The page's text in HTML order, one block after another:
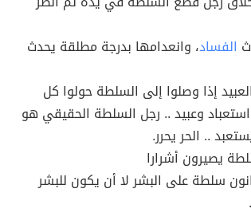
الفساد، وانعدامها بدرجة مطلقة يحدث
إذا وصلوا إلى السلطة حولوا كل
وعبيد .. رجل السلطة الحقيقي هو
.. الحر يحرر.
يصيرون أشرارا
سلطة على البشر لا أن يكون للبشر